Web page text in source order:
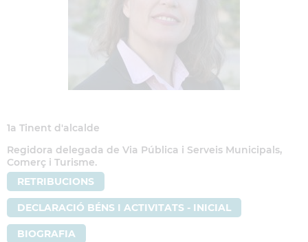
1a Tinent d'alcalde
Regidora delegada de Via Pública i Serveis Municipals,
Comerç i Turisme.
RETRIBUCIONS
DECLARACIÓ BÉNS I ACTIVITATS - INICIAL
BIOGRAFIA